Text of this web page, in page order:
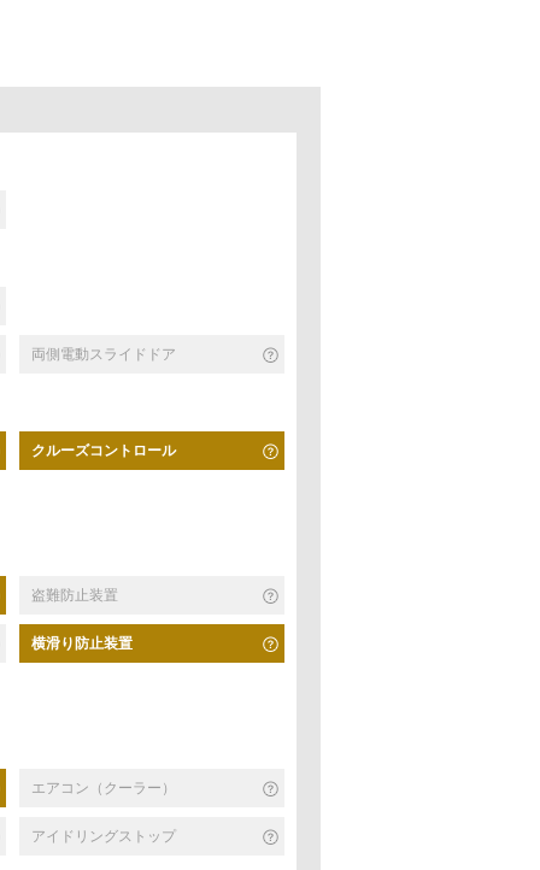
両側電動スライドドア
クルーズコントロール
盗難防止装置
横滑り防止装置
エアコン（クーラー）
アイドリングストップ